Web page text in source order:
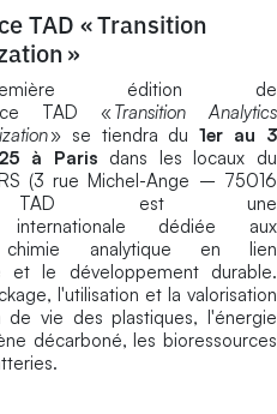
TAD « Transition
»
édition de
TAD « Transition Analytics
» se tiendra du1er au 3
à Paris dans les locaux du
(3 rue Michel-Ange – 75016
TAD est une
internationale dédiée aux
analytique en lien
et le développement durable.
l'utilisation et la valorisation
vie des plastiques, l'énergie
décarboné, les bioressources